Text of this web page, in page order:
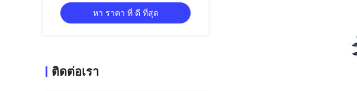
หา ราคา ที่ ดี ที่สุด
ติดต่อเรา